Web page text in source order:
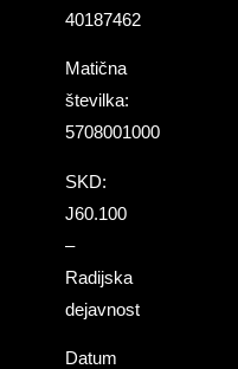
40187462
Matična
številka:
5708001000
SKD:
J60.100
–
Radijska
dejavnost
Datum